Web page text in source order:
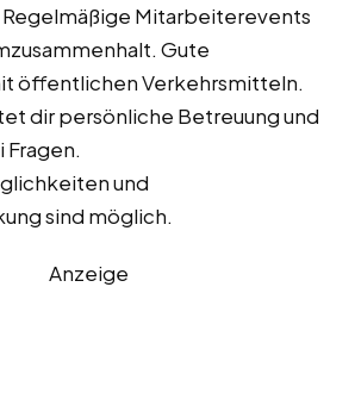
Mitarbeiterevents
Gute
öffentlichen Verkehrsmitteln.
dir persönliche Betreuung und
und
sind möglich.
Anzeige